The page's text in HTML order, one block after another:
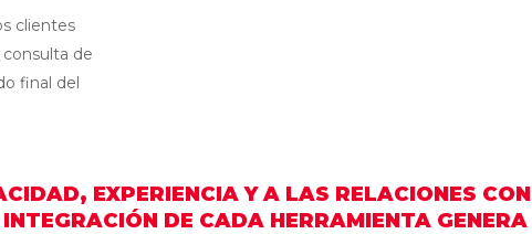
clientes
de
final del
EXPERIENCIA Y A LAS RELACIONES CON
DE CADA HERRAMIENTA GENERA